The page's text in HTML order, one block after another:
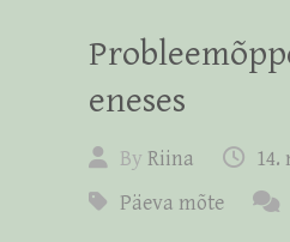
eneses
By Riina
14.
Päeva mõte